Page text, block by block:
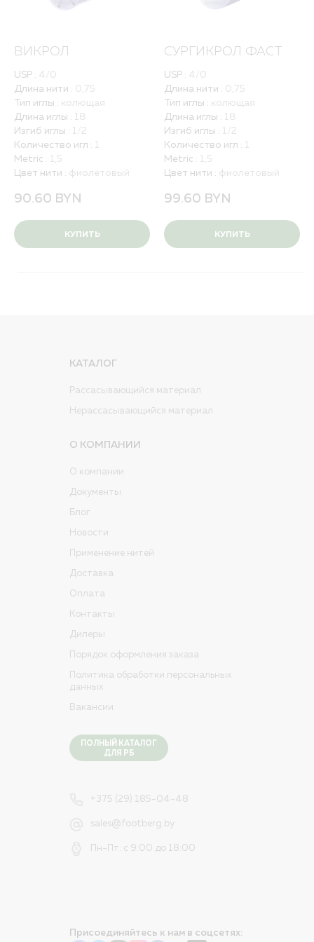
ВИКРОЛ
USP : 4/0
Длина нити : 0,75
Тип иглы : колющая
Длина иглы : 18
Изгиб иглы : 1/2
Количество игл : 1
Metric : 1,5
Цвет нити : фиолетовый
90.60 BYN
КУПИТЬ
СУРГИКРОЛ ФАСТ
USP : 4/0
Длина нити : 0,75
Тип иглы : колющая
Длина иглы : 18
Изгиб иглы : 1/2
Количество игл : 1
Metric : 1,5
Цвет нити : фиолетовый
99.60 BYN
КУПИТЬ
КАТАЛОГ
Рассасывающийся материал
Нерассасывающийся материал
О КОМПАНИИ
О компании
Документы
Блог
Новости
Применение нитей
Доставка
Оплата
Контакты
Дилеры
Порядок оформления заказа
Политика обработки персональных
данных
Вакансии
ПОЛНЫЙ КАТАЛОГ
ДЛЯ РБ
+375 (29) 185-04-48
sales@footberg.by
Пн-Пт: с 9:00 до 18:00
Присоединяйтесь к нам в соцсетях: